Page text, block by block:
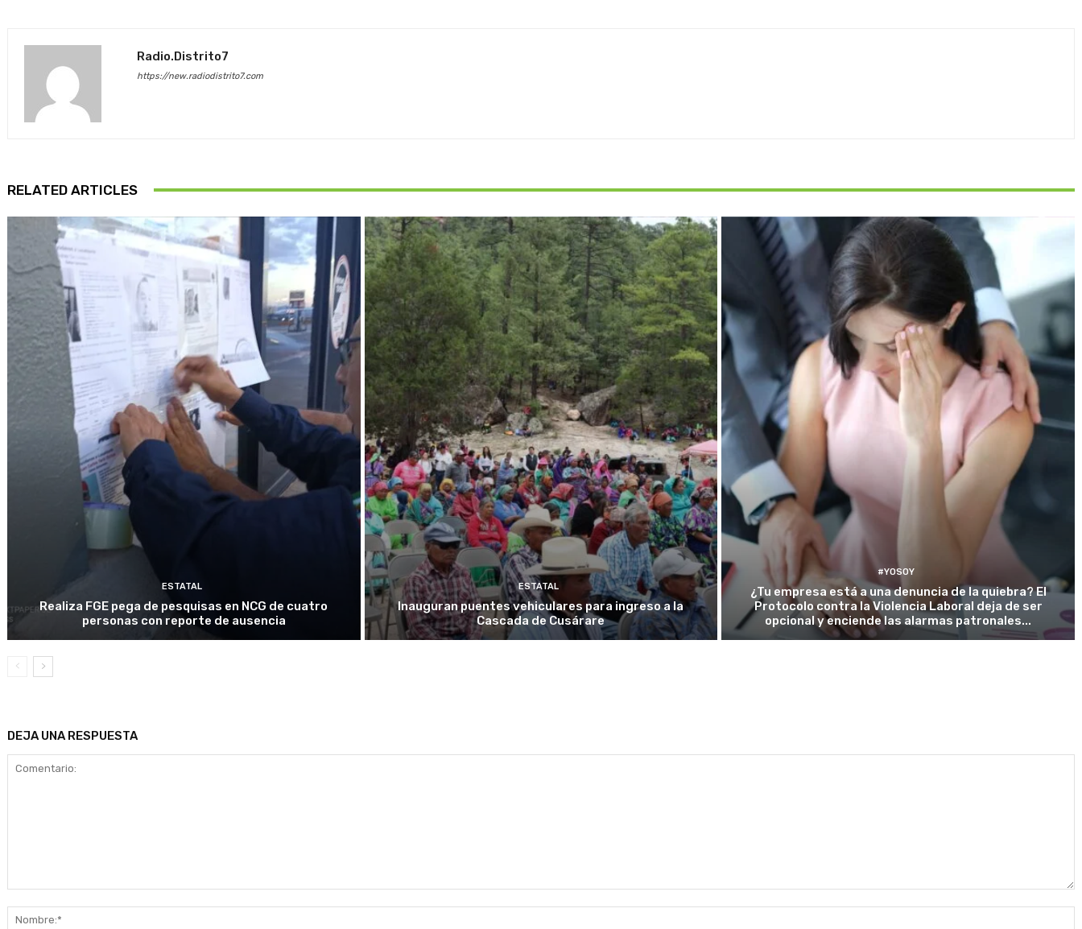
Radio.distrito7
https://new.radiodistrito7.com
RELATED ARTICLES
ESTATAL
Realiza FGE pega de pesquisas en NCG de cuatro
personas con reporte de ausencia
ESTATAL
Inauguran puentes vehiculares para ingreso a la
Cascada de Cusárare
#YOSOY
¿Tu empresa está a una denuncia de la quiebra? El
Protocolo contra la Violencia Laboral deja de ser
opcional y enciende las alarmas patronales...
DEJA UNA RESPUESTA